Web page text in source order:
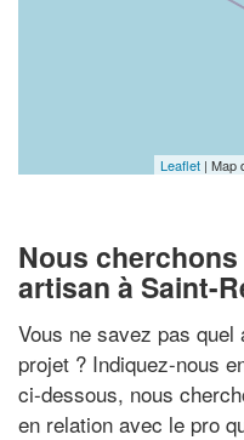
Leaflet | Map
Nous
artisan à Saint-
Vous ne savez pas
projet ? Indiquez-nous
ci-dessous, nous
en relation avec le pro